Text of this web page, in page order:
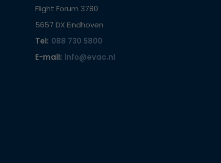
Flight Forum 3780
5657 DX Eindhoven
Tel: 088 730 5800
E-mail: info@evac.nl